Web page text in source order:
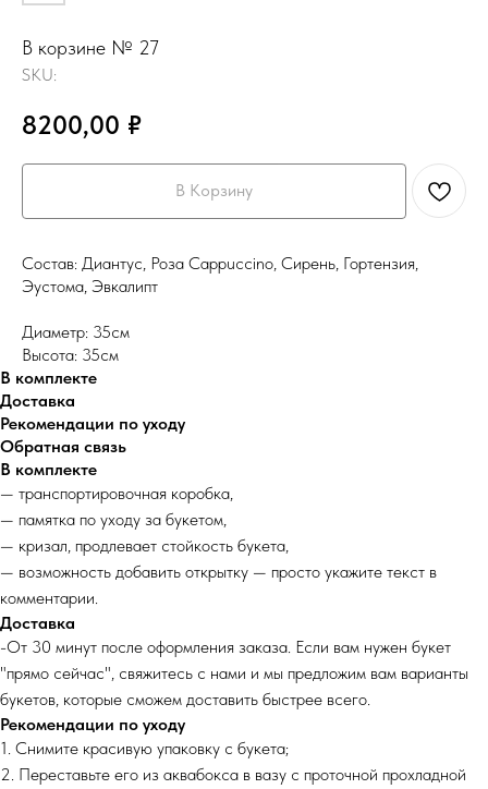
В корзине № 27
SKU:
8200,00 ₽
В Корзину
Состав: Диантус, Роза Cappuccino, Сирень, Гортензия,
Эустома, Эвкалипт
Диаметр: 35см
Высота: 35см
В комплекте
Доставка
Рекомендации по уходу
Обратная связь
В комплекте
— транспортировочная коробка,
— памятка по уходу за букетом,
— кризал, продлевает стойкость букета,
— возможность добавить открытку — просто укажите текст в
комментарии.
Доставка
-От 30 минут после оформления заказа. Если вам нужен букет
"прямо сейчас", свяжитесь с нами и мы предложим вам варианты
букетов, которые сможем доставить быстрее всего.
Рекомендации по уходу
1. Снимите красивую упаковку с букета;
2. Переставьте его из аквабокса в вазу с проточной прохладной